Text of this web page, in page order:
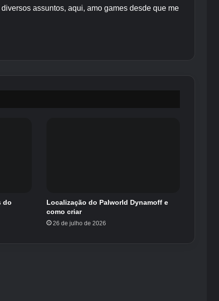
assuntos, aqui, amo games desde que me
do
Localização do Palworld Dynamoff e
como criar
26 de julho de 2026